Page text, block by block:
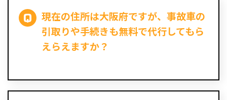
現在の住所は大阪府ですが、事故車の
引取りや手続きも無料で代行してもら
えらえますか？